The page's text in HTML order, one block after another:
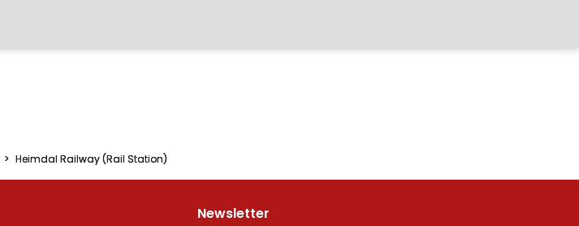
Heimdal Railway (Rail Station)
Newsletter